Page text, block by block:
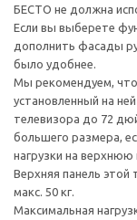
БЕСТО не должна
Если вы выберете
дополнить фасады
было удобнее.
Мы рекомендуем,
установленный на
телевизора до 72
большего размера,
нагрузки на верхнюю
Верхняя панель этой
макс. 50 кг.
Максимальная